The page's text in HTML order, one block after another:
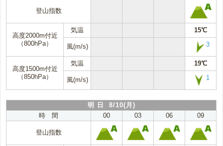
登山指数
高度2000m付近
（800hPa）
気温 15℃
風(m/s) 3
高度1500m付近
（850hPa）
気温 19℃
風(m/s) 1
明 日 8/10(月)
時 間
00 03 06 09
登山指数